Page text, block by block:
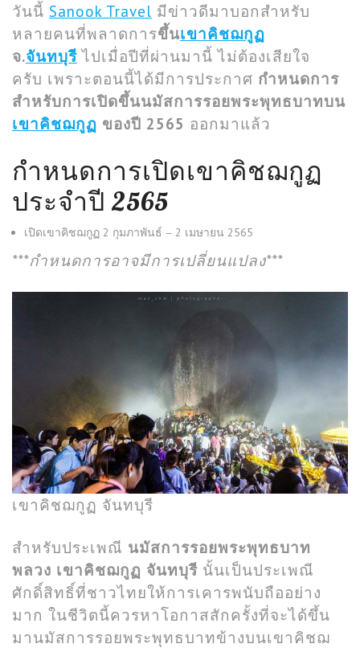
วันนี้ Sanook Travel มีข่าวดีมาบอกสำหรับ
หลายคนที่พลาดการขึ้นเขาคิชฌกูฏ
จ.จันทบุรี ไปเมื่อปีที่ผ่านมานี้ ไม่ต้องเสียใจ
ครับ เพราะตอนนี้ได้มีการประกาศ กำหนดการ
สำหรับการเปิดขึ้นนมัสการรอยพระพุทธบาทบน
เขาคิชฌกูฏ ของปี 2565 ออกมาแล้ว
กำหนดการเปิดเขาคิชฌกูฏ
ประจำปี 2565
เปิดเขาคิชฌกูฏ 2 กุมภาพันธ์ – 2 เมษายน 2565
***กำหนดการอาจมีการเปลี่ยนแปลง***
เขาคิชฌกูฏ จันทบุรี
สำหรับประเพณี นมัสการรอยพระพุทธบาท
พลวง เขาคิชฌกูฏ จันทบุรี นั้นเป็นประเพณี
ศักดิ์สิทธิ์ที่ชาวไทยให้การเคารพนับถืออย่าง
มาก ในชีวิตนี้ควรหาโอกาสสักครั้งที่จะได้ขึ้น
มานมัสการรอยพระพุทธบาทข้างบนเขาคิชฌ